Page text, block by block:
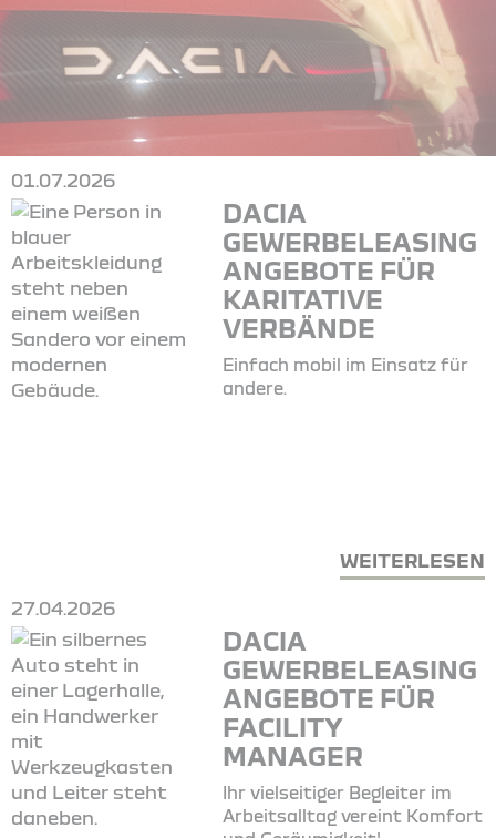
01.07.2026
DACIA
GEWERBELEASING
ANGEBOTE FÜR
KARITATIVE
VERBÄNDE
Einfach mobil im Einsatz für
andere.
WEITERLESEN
27.04.2026
DACIA
GEWERBELEASING
ANGEBOTE FÜR
FACILITY
MANAGER
Ihr vielseitiger Begleiter im
Arbeitsalltag vereint Komfort